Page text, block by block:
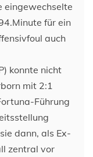
eingewechselte
für ein
auch
konnte nicht
mit 2:1
Führung
dann, als Ex-
zentral vor